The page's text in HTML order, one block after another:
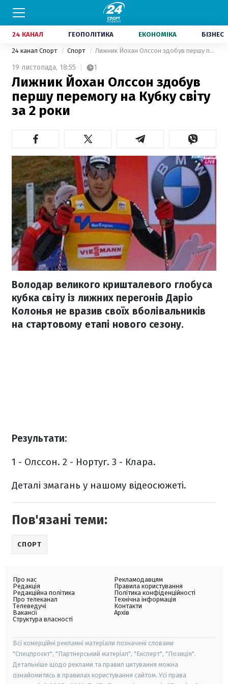
24 КАНАЛ ГЕОПОЛІТИКА ЕКОНОМІКА БІЗНЕС
24 канал Спорт Спорт Лижник Йохан Олссон здобув першу перемогу на Кубку світу за 2 роки
19 листопада, 18:55 1
Лижник Йохан Олссон здобув
першу перемогу на Кубку світу
за 2 роки
Володар великого кришталевого глобуса
кубка світу із лижних перегонів Даріо
Колонья не вразив своїх вболівальників
на стартовому етапі нового сезону.
Результати:
1 - Олссон. 2 - Нортуг. 3 - Клара.
Деталі змагань у нашому відеосюжеті.
Пов'язані теми:
СПОРТ
Про нас
Редакція
Редакційна політика
Про телеканал
Телеведучі
Вакансії
Структура власності
Рекламодавцям
Правила користування
Політика конфіденційності
Технічна інформація
Контакти
Архів
Всі комерційні рекламні матеріали позначені словами
"Спецпроєкт", "Партнерський матеріал", "Експерт", "Позиція".
Детальніше щодо реклами та правил цитування можна
ознайомитись в правилах користування сайтом. Усі права